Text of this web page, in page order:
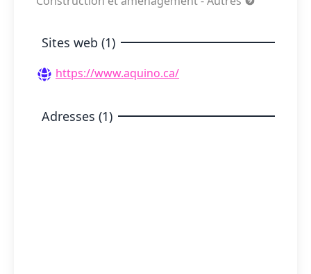
Sites web (1)
https://www.aquino.ca/
Adresses (1)